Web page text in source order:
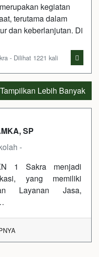
kegiatan
terutama dalam
dan keberlanjutan. Di
- Dilihat 1221 kali
Tampilkan Lebih Banyak
SP
-
1 Sakra menjadi
yang memiliki
Layanan Jasa,